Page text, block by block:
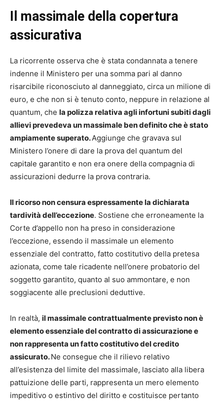
Il massimale della copertura
assicurativa
La ricorrente osserva che è stata condannata a tenere
indenne il Ministero per una somma pari al danno
risarcibile riconosciuto al danneggiato, circa un milione di
euro, e che non si è tenuto conto, neppure in relazione al
quantum, che la polizza relativa agli infortuni subiti dagli
allievi prevedeva un massimale ben definito che è stato
ampiamente superato.Aggiunge che gravava sul
Ministero l’onere di dare la prova del quantum del
capitale garantito e non era onere della compagnia di
assicurazioni dedurre la prova contraria.
Il ricorso non censura espressamente la dichiarata
tardività dell’eccezione. Sostiene che erroneamente la
Corte d’appello non ha preso in considerazione
l’eccezione, essendo il massimale un elemento
essenziale del contratto, fatto costitutivo della pretesa
azionata, come tale ricadente nell’onere probatorio del
soggetto garantito, quanto al suo ammontare, e non
soggiacente alle preclusioni deduttive.
In realtà, il massimale contrattualmente previsto non è
elemento essenziale del contratto di assicurazione e
non rappresenta un fatto costitutivo del credito
assicurato.Ne consegue che il rilievo relativo
all’esistenza del limite del massimale, lasciato alla libera
pattuizione delle parti, rappresenta un mero elemento
impeditivo o estintivo del diritto e costituisce pertanto